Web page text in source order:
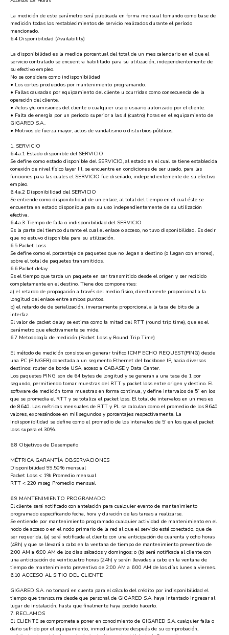
La medición de este parámetro será publicada en forma mensual tomando como base de
medición todas los restablecimientos de servicio realizados durante el período
mencionado.
6.4 Disponibilidad (Availability)
La disponibilidad es la medida porcentual del total de un mes calendario en el que el
servicio contratado se encuentra habilitado para su utilización, independientemente de
su efectivo empleo.
No se considera como indisponibilidad
• Los cortes producidos por mantenimiento programando.
• Fallas causadas por equipamiento del cliente u ocurridas como consecuencia de la
operación del cliente.
• Actos y/u omisiones del cliente o cualquier uso o usuario autorizado por el cliente.
• Falta de energía por un período superior a las 4 (cuatro) horas en el equipamiento de
GIGARED S.A..
• Motivos de fuerza mayor, actos de vandalismo o disturbios públicos.
1. SERVICIO
6.4.a.1 Estado disponible del SERVICIO
Se define como estado disponible del SERVICIO, al estado en el cual se tiene establecida
conexión de nivel físico layer III, se encuentre en condiciones de ser usado, para las
funciones para las cuales el SERVICIO fue diseñado, independientemente de su efectivo
empleo.
6.4.a.2 Disponibilidad del SERVICIO
Se entiende como disponibilidad de un enlace, al total del tiempo en el cual éste se
encuentra en estado disponible para su uso independientemente de su utilización
efectiva.
6.4.a.3 Tiempo de falla o indisponibilidad del SERVICIO
Es la parte del tiempo durante el cual el enlace o acceso, no tuvo disponibilidad. Es decir
que no estuvo disponible para su utilización.
6.5 Packet Loss
Se define como el porcentaje de paquetes que no llegan a destino (o llegan con errores),
sobre el total de paquetes transmitidos.
6.6 Packet delay
Es el tiempo que tarda un paquete en ser transmitido desde el origen y ser recibido
completamente en el destino. Tiene dos componentes:
a) el retardo de propagación a través del medio físico, directamente proporcional a la
longitud del enlace entre ambos puntos.
b) el retardo de de serialización, inversamente proporcional a la tasa de bits de la
interfaz.
El valor de packet delay se estima como la mitad del RTT (round trip time), que es el
parámetro que efectivamente se mide.
6.7 Metodología de medición (Packet Loss y Round Trip Time)
El método de medición consiste en generar tráfico ICMP ECHO REQUEST(PING) desde
una PC (PINGER) conectada a un segmento Ethernet del backbone IP, hacia diversos
destinos: router de borde USA, acceso a CABASE y Data Center.
Los paquetes PING son de 64 bytes de longitud y se generan a una tasa de 1 por
segundo, permitiendo tomar muestras del RTT y packet loss entre origen y destino. El
software de medición toma muestras en forma continua, y define intervalos de 5´ en los
que se promedia el RTT y se totaliza el packet loss. El total de intervalos en un mes es
de 8640. Las métricas mensuales de RTT y PL se calculan como el promedio de los 8640
valores, expresándose en milisegundos y porcentajes respectivamente. La
indisponibilidad se define como el promedio de los intervalos de 5’ en los que el packet
loss supera el 30%.
6.8 Objetivos de Desempeño
MÉTRICA GARANTÍA OBSERVACIONES
Disponibilidad 99.50% mensual
Packet Loss < 1% Promedio mensual
RTT < 220 mseg Promedio mensual
6.9 MANTENIMIENTO PROGRAMADO
El cliente será notificado con antelación para cualquier evento de mantenimiento
programado especificando fecha, hora y duración de las tareas a realizarse.
Se entiende por mantenimiento programado cualquier actividad de mantenimiento en el
nodo de acceso o en el nodo primario de la red al que el servicio esté conectado, que de
ser requerida, (a) será notificada al cliente con una anticipación de cuarenta y ocho horas
(48h) y que se llevará a cabo en la ventana de tiempo de mantenimiento preventivo de
2:00 AM a 6:00 AM de los días sábados y domingos; o (b) será notificada al cliente con
una anticipación de veinticuatro horas (24h) y serán llevadas a cabo en la ventana de
tiempo de mantenimiento preventivo de 2:00 AM a 6:00 AM de los días lunes a viernes.
6.10 ACCESO AL SITIO DEL CLIENTE
GIGARED S.A. no tomará en cuenta para el cálculo del crédito por indisponibilidad el
tiempo que transcurra desde que personal de GIGARED S.A. haya intentado ingresar al
lugar de instalación, hasta que finalmente haya podido hacerlo.
7. RECLAMOS
El CLIENTE se compromete a poner en conocimiento de GIGARED S.A. cualquier falla o
daño sufrido por el equipamiento, inmediatamente después de su comprobación,